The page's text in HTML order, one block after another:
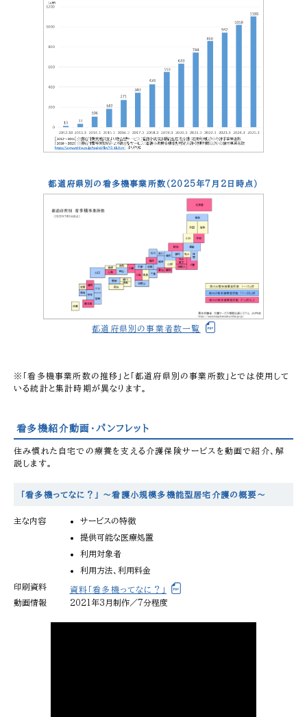
都道府県別の看多機事業所数（2025年7月2日時点）
都道府県別の事業者数一覧
※「看多機事業所数の推移」と「都道府県別の事業所数」とでは使用して
いる統計と集計時期が異なります。
看多機紹介動画・パンフレット
住み慣れた自宅での療養を支える介護保険サービスを動画で紹介、解
説します。
「看多機ってなに？」 〜看護小規模多機能型居宅介護の概要〜
主な内容
サービスの特徴
提供可能な医療処置
利用対象者
利用方法、利用料金
印刷資料
資料「看多機ってなに？」
動画情報
2021年3月制作／7分程度